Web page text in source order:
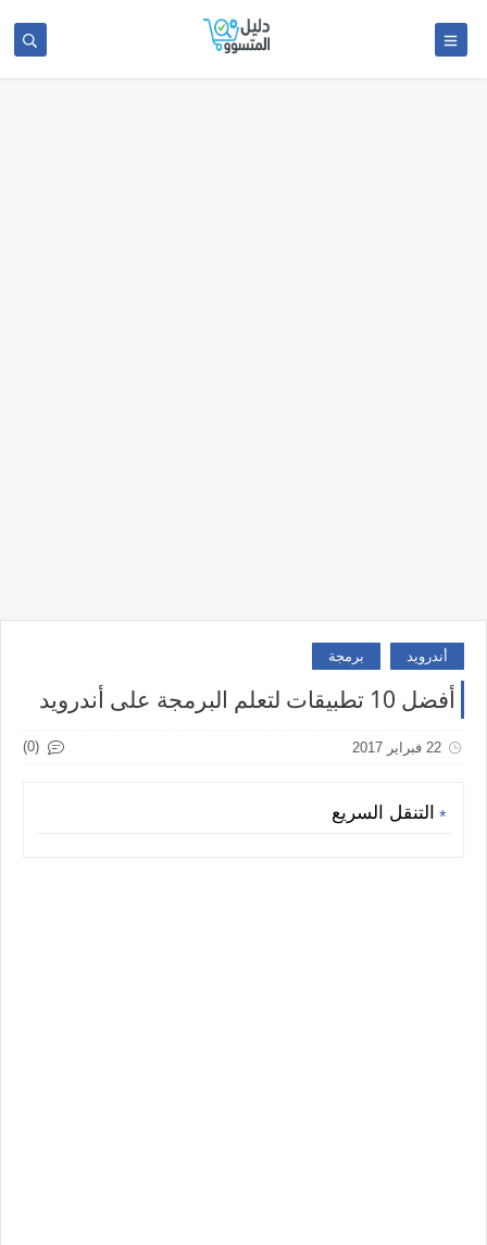
أندرويد برمجة
أفضل 10 تطبيقات لتعلم البرمجة على أندرويد
22 فبراير 2017 (0)
التنقل السريع